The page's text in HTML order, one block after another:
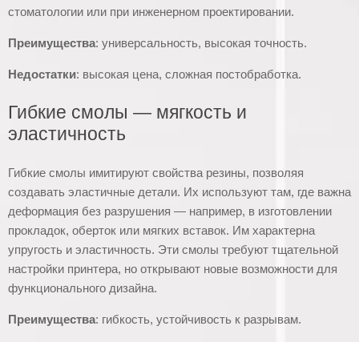
стоматологии или при инженерном проектировании.
Преимущества: универсальность, высокая точность.
Недостатки: высокая цена, сложная постобработка.
Гибкие смолы — мягкость и
эластичность
Гибкие смолы имитируют свойства резины, позволяя
создавать эластичные детали. Их используют там, где важна
деформация без разрушения — например, в изготовлении
прокладок, оберток или мягких вставок. Им характерна
упругость и эластичность. Эти смолы требуют тщательной
настройки принтера, но открывают новые возможности для
функционального дизайна.
Преимущества: гибкость, устойчивость к разрывам.